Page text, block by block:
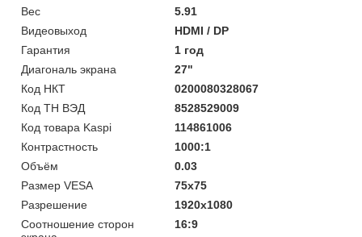
Вес
5.91
Видеовыход
HDMI / DP
Гарантия
1 год
Диагональ экрана
27"
Код НКТ
0200080328067
Код ТН ВЭД
8528529009
Код товара Kaspi
114861006
Контрастность
1000:1
Объём
0.03
Размер VESA
75x75
Разрешение
1920x1080
Соотношение сторон
16:9